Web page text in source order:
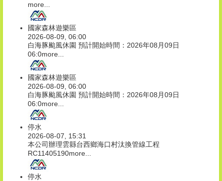
more...
國家森林遊樂區
2026-08-09, 06:00
白海豚颱風休園 預計開始時間：2026年08月09日
06:0more...
國家森林遊樂區
2026-08-09, 06:00
白海豚颱風休園 預計開始時間：2026年08月09日
06:0more...
停水
2026-08-07, 15:31
本公司辦理雲縣台西鄉海口村汰換管線工程
RC11405190more...
停水